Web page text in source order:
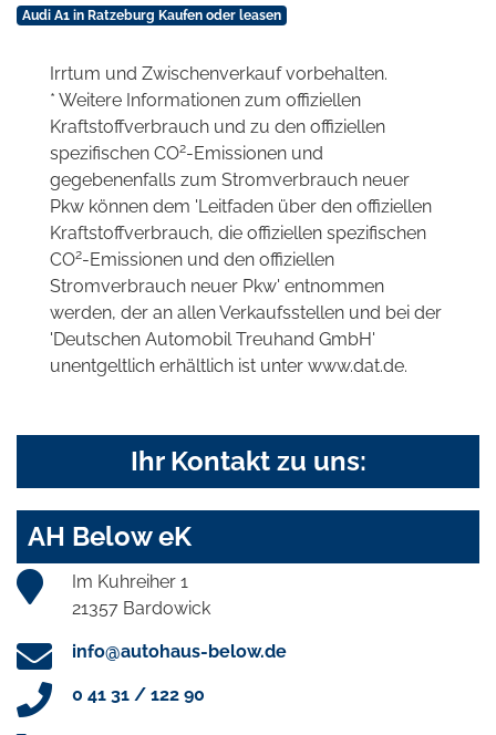
Audi A1 in Ratzeburg Kaufen oder leasen
Irrtum und Zwischenverkauf vorbehalten.
* Weitere Informationen zum offiziellen
Kraftstoffverbrauch und zu den offiziellen
spezifischen CO2-Emissionen und
gegebenenfalls zum Stromverbrauch neuer
Pkw können dem 'Leitfaden über den offiziellen
Kraftstoffverbrauch, die offiziellen spezifischen
CO2-Emissionen und den offiziellen
Stromverbrauch neuer Pkw' entnommen
werden, der an allen Verkaufsstellen und bei der
'Deutschen Automobil Treuhand GmbH'
unentgeltlich erhältlich ist unter www.dat.de.
Ihr Kontakt zu uns:
AH Below eK
Im Kuhreiher 1
21357 Bardowick
info@autohaus-below.de
0 41 31 / 122 90